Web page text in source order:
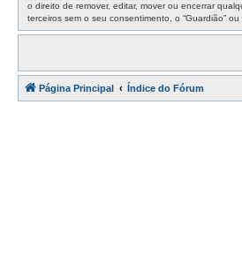
o direito de remover, editar, mover ou encerrar
terceiros sem o seu consentimento, o “Guardião”
Página Principal Índice do Fórum